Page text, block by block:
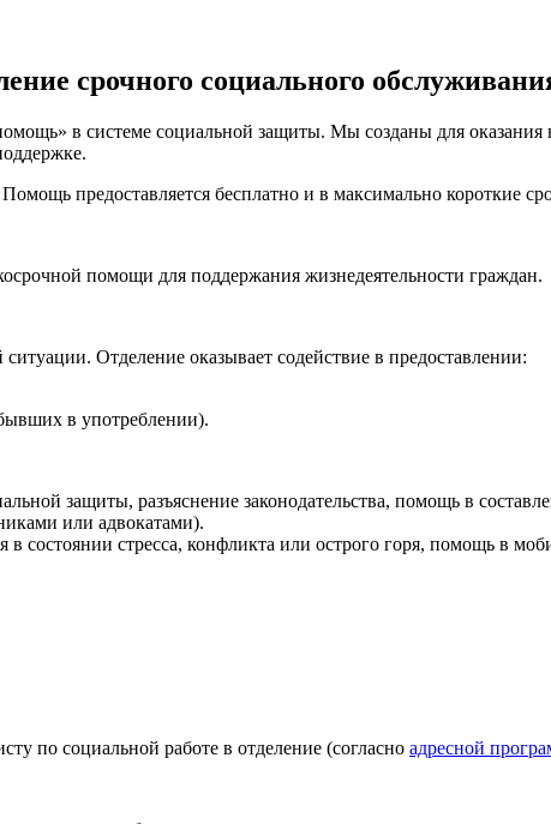
срочного социального
в системе социальной защиты. Мы созданы для
Помощь предоставляется бесплатно и в максимально короткие
помощи для поддержания жизнедеятельности граждан.
Отделение оказывает содействие в предоставлении:
в употреблении).
защиты, разъяснение законодательства, помощь в
или адвокатами).
состоянии стресса, конфликта или острого горя, помощь в
по социальной работе в отделение (согласно адресной